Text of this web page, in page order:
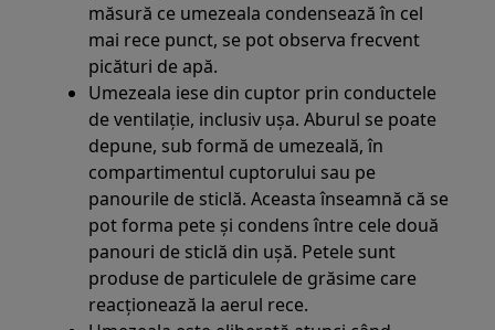
măsură ce umezeala condensează în cel
mai rece punct, se pot observa frecvent
picături de apă.
Umezeala iese din cuptor prin conductele
de ventilație, inclusiv ușa. Aburul se poate
depune, sub formă de umezeală, în
compartimentul cuptorului sau pe
panourile de sticlă. Aceasta înseamnă că se
pot forma pete și condens între cele două
panouri de sticlă din ușă. Petele sunt
produse de particulele de grăsime care
reacționează la aerul rece.